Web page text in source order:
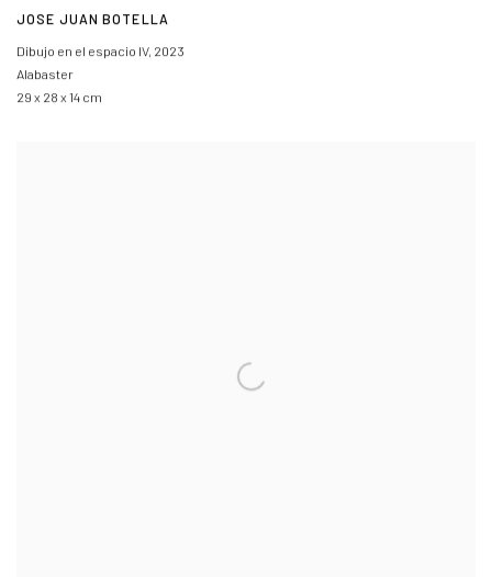
JOSE JUAN BOTELLA
Dibujo en el espacio IV, 2023
Alabaster
29 x 28 x 14 cm